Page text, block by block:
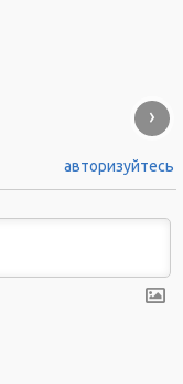
›
авторизуйтесь